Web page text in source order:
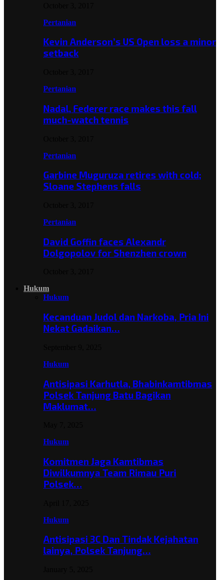
Pertanian
Kevin Anderson’s US Open loss a minor
setback
Pertanian
Nadal, Federer race makes this fall
much-watch tennis
Pertanian
Garbine Muguruza retires with cold;
Sloane Stephens falls
Pertanian
David Goffin faces Alexandr
Dolgopolov for Shenzhen crown
Hukum
Hukum
Kecanduan Judol dan Narkoba, Pria Ini
Nekat Gadaikan…
Hukum
Antisipasi Karhutla, Bhabinkamtibmas
Polsek Tanjung Batu Bagikan
Maklumat…
Hukum
Komitmen Jaga Kamtibmas
Diwilkumnya Team Rimau Puri
Polsek…
Hukum
Antisipasi 3C Dan Tindak Kejahatan
lainya, Polsek Tanjung…